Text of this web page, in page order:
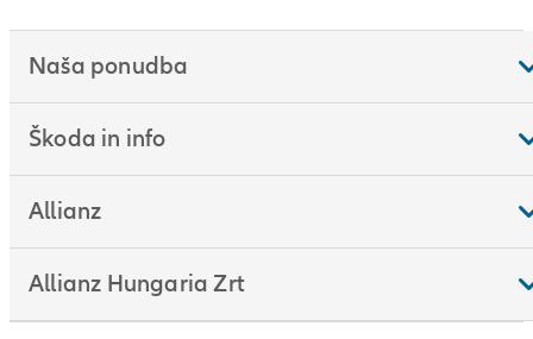
Naša ponudba
Škoda in info
Allianz
Allianz Hungaria Zrt